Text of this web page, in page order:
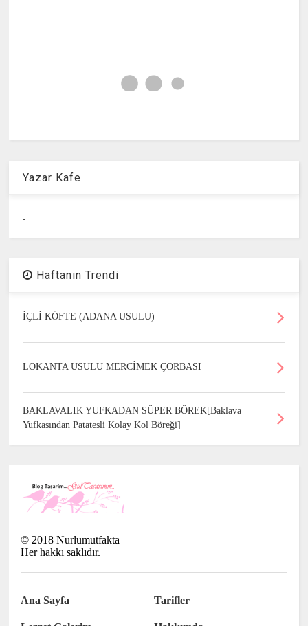
Yazar Kafe
.
Haftanın Trendi
İÇLİ KÖFTE (ADANA USULU)
LOKANTA USULU MERCİMEK ÇORBASI
BAKLAVALIK YUFKADAN SÜPER BÖREK[Baklava
Yufkasından Patatesli Kolay Kol Böreği]
© 2018 Nurlumutfakta
Her hakkı saklıdır.
Ana Sayfa Tarifler